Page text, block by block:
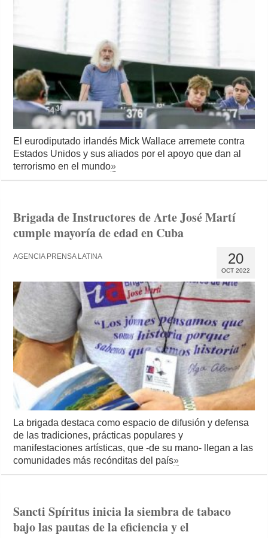
El eurodiputado irlandés Mick Wallace arremete contra
Estados Unidos y sus aliados por el apoyo que dan al
terrorismo en el mundo»
Brigada de Instructores de Arte José Martí
cumple mayoría de edad en Cuba
20
OCT 2022
AGENCIA PRENSA LATINA
La brigada destaca como espacio de difusión y defensa
de las tradiciones, prácticas populares y
manifestaciones artísticas, que -de su mano- llegan a las
comunidades más recónditas del país»
Sancti Spíritus inicia la siembra de tabaco
bajo las pautas de la eficiencia y el